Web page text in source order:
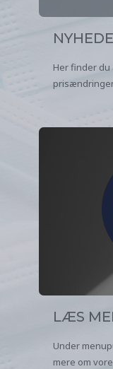
Her finder
LÆS
Under
mere om